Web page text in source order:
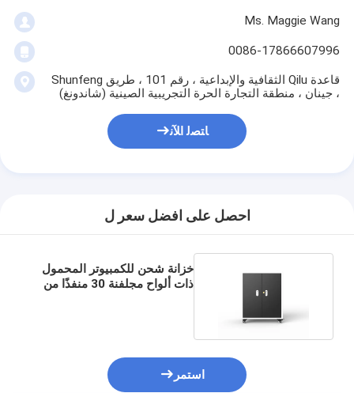
Ms. Maggie Wang
0086-17866607996
قاعدة Qilu الثقافية والإبداعية ، رقم 101 ، طريق Shunfeng
، جينان ، منطقة التجارة الحرة التجريبية الصينية (شاندونغ)
ﺎﺘﺼﻟ ﺍﻶﻧ
احصل على افضل سعر ل
خزانة شحن للكمبيوتر المحمول
ذات ألواح مجلفنة 30 منفذًا من
استمر